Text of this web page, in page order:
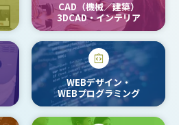
CAD（機械／建築）
3DCAD・インテリア
WEBデザイン・
WEBプログラミング